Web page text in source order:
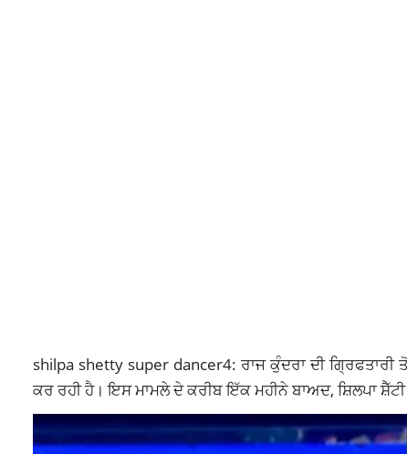
shilpa shetty super dancer4: ਰਾਜ ਕੁੰਦਰਾ ਦੀ
ਕਰ ਰਹੀ ਹੈ। ਇਸ ਮਾਮਲੇ ਦੇ ਕਰੀਬ ਇੱਕ ਮਹੀਨੇ ਬਾਅਦ, ਸ਼ਿਲਪਾ